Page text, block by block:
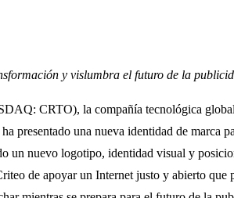
y vislumbra el futuro de la
CRTO), la compañía tecnológica
presentado una nueva identidad de marca
un nuevo logotipo, identidad visual y
de apoyar un Internet justo y abierto que